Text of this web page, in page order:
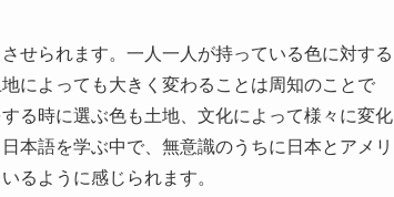
せられます。一人一人が持っている色に対する
によっても大きく変わることは周知のことで
る時に選ぶ色も土地、文化によって様々に変化
本語を学ぶ中で、無意識のうちに日本とアメリ
るように感じられます。